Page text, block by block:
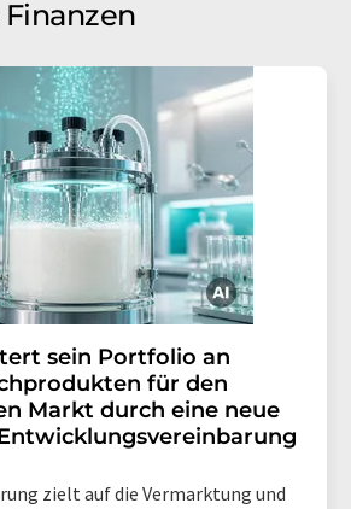
sein Portfolio an
für den
Markt durch eine neue
zielt auf die Vermarktung und